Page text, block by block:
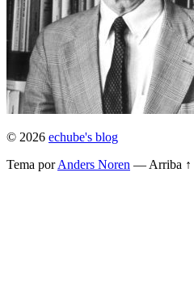
© 2026 echube's blog
Tema porAnders Noren — Arriba ↑